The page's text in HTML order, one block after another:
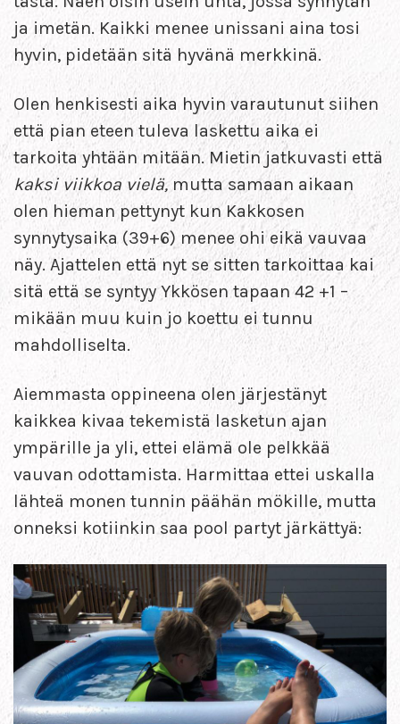
ja imetän. Kaikki menee unissani aina tosi
hyvin, pidetään sitä hyvänä merkkinä.
Olen henkisesti aika hyvin varautunut siihen
että pian eteen tuleva laskettu aika ei
tarkoita yhtään mitään. Mietin jatkuvasti että
kaksi viikkoa vielä, mutta samaan aikaan
olen hieman pettynyt kun Kakkosen
synnytysaika (39+6) menee ohi eikä vauvaa
näy. Ajattelen että nyt se sitten tarkoittaa kai
sitä että se syntyy Ykkösen tapaan 42 +1 –
mikään muu kuin jo koettu ei tunnu
mahdolliselta.
Aiemmasta oppineena olen järjestänyt
kaikkea kivaa tekemistä lasketun ajan
ympärille ja yli, ettei elämä ole pelkkää
vauvan odottamista. Harmittaa ettei uskalla
lähteä monen tunnin päähän mökille, mutta
onneksi kotiinkin saa pool partyt järkättyä: